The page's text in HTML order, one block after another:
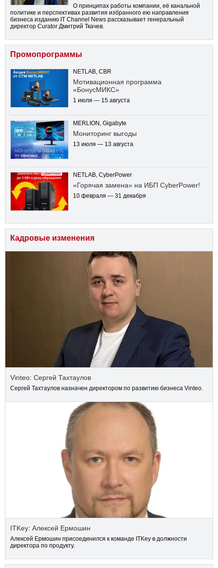
О принципах работы компании, её канальной
политике и перспективах развития избранного ею направления
бизнеса изданию IT Channel News рассказывает генеральный
директор Curator Дмитрий Ткачев.
Промопрограммы
NETLAB, CBR
Мотивационная программа
«БонусМИКС»
1 июля — 15 августа
MERLION, Gigabyte
Мониторинг выгоды
13 июля — 13 августа
NETLAB, CyberPower
«Горячая замена» на ИБП CyberPower!
10 февраля — 31 декабря
Кадровые изменения
Vinteo: Сергей Тахтаулов
Сергей Тахтаулов назначен директором по развитию бизнеса Vinteo.
ITKey: Алексей Ермошин
Алексей Ермошин присоединился к команде ITKey в должности
директора по продукту.